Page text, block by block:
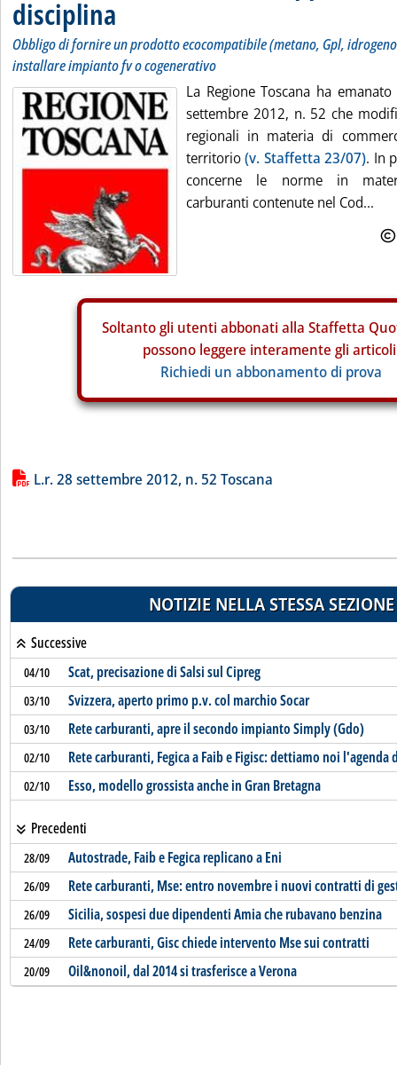
disciplina
Obbligo di fornire un prodotto ecocompatibile (metano, Gpl,
installare impianto fv o cogenerativo
La Regione Toscana ha
settembre 2012, n. 52 che
regionali in materia di
territorio(v. Staffetta 23/07). In
concerne le norme in
carburanti contenute nel Cod...
Soltanto gli utenti abbonati alla Staffetta
possono leggere interamente gli
Richiedi un abbonamento di prova
Lista allegati PDF alla notizia
L.r. 28 settembre 2012, n. 52 Toscana
NOTIZIE NELLA STESSA SEZIONE
Successive
04/10 Scat, precisazione di Salsi sul Cipreg
03/10 Svizzera, aperto primo p.v. col marchio Socar
03/10 Rete carburanti, apre il secondo impianto Simply (Gdo)
02/10 Rete carburanti, Fegica a Faib e Figisc: dettiamo noi
02/10 Esso, modello grossista anche in Gran Bretagna
Precedenti
28/09 Autostrade, Faib e Fegica replicano a Eni
26/09 Rete carburanti, Mse: entro novembre i nuovi contratti di
26/09 Sicilia, sospesi due dipendenti Amia che rubavano benzina
24/09 Rete carburanti, Gisc chiede intervento Mse sui contratti
20/09 Oil&nonoil, dal 2014 si trasferisce a Verona